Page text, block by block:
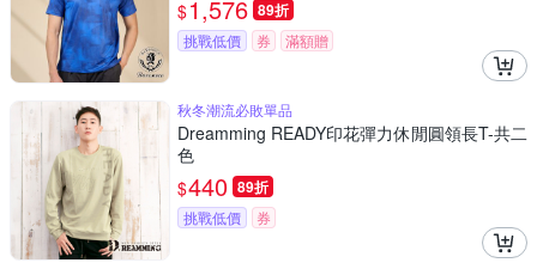
$1,576 89折
挑戰低價 券 滿額贈
秋冬潮流必敗單品
Dreamming READY印花彈力休閒圓領長T-共二
色
$440 89折
挑戰低價 券